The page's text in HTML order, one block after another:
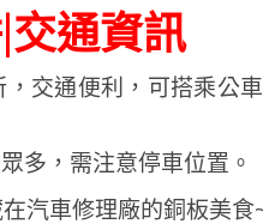
通資訊
交通便利， 可搭乘公車
多，需注意停車位置。